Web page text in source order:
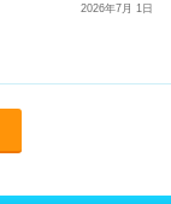
2026年7月 1日